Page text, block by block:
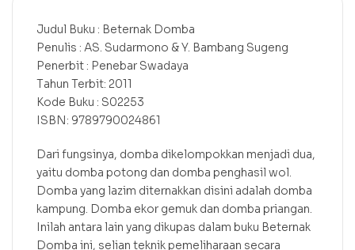
Judul Buku : Beternak Domba
Penulis : AS. Sudarmono & Y. Bambang Sugeng
Penerbit : Penebar Swadaya
Tahun Terbit: 2011
Kode Buku : S02253
ISBN: 9789790024861
Dari fungsinya, domba dikelompokkan menjadi dua,
yaitu domba potong dan domba penghasil wol.
Domba yang lazim diternakkan disini adalah domba
kampung. Domba ekor gemuk dan domba priangan.
Inilah antara lain yang dikupas dalam buku Beternak
Domba ini, selian teknik pemeliharaan secara